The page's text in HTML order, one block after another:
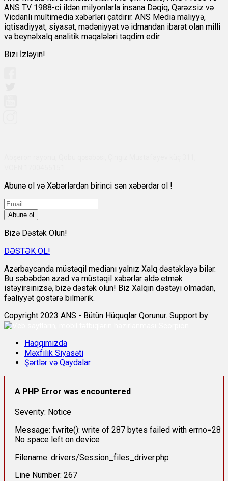
ANS TV 1988-ci ildən milyonlarla insana Dəqiq, Qərəzsiz və
Vicdanlı multimedia xəbərləri çatdırır. ANS Media maliyyə,
iqtisadiyyat, siyasət, mədəniyyət və idmandan ibarət olan milli
və beynəlxalq analitik məqalələri təqdim edir.
Bizi İzləyin!
Abunə ol və Xəbərlərdən birinci sən xəbərdar ol !
Abunə ol
Bizə Dəstək Olun!
DƏSTƏK OL!
Azərbaycanda müstəqil medianı yalnız Xalq dəstəkləyə bilər.
Bu səbəbdən azad və müstəqil xəbərlər əldə etmək
istəyirsinizsə, bizə dəstək olun! Biz Xalqın dəstəyi olmadan,
fəaliyyət göstərə bilmərik.
Copyright 2023 ANS - Bütün Hüquqlar Qorunur. Support by
Haqqımızda
Məxfilik Siyasəti
Şərtlər və Qaydalar
A PHP Error was encountered
Severity: Notice
Message: fwrite(): write of 287 bytes failed with errno=28
No space left on device
Filename: drivers/Session_files_driver.php
Line Number: 267